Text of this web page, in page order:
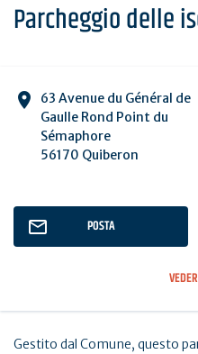
Parcheggio delle
63 Avenue du Général de
Gaulle Rond Point du
Sémaphore
56170 Quiberon
POSTA
Gestito dal Comune, questo